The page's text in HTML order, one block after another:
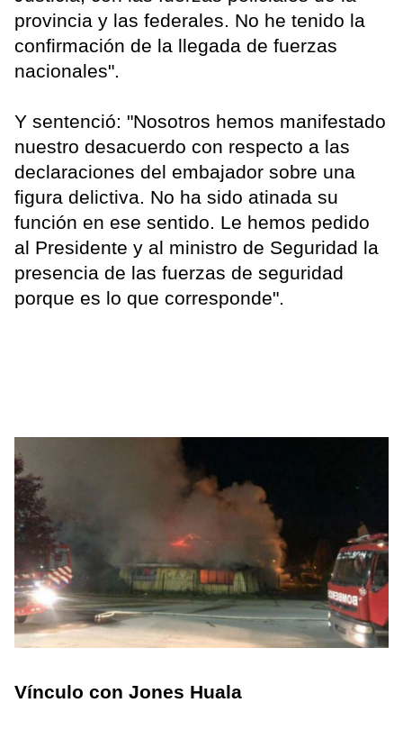
provincia y las federales. No he tenido la
confirmación de la llegada de fuerzas
nacionales".
Y sentenció: "Nosotros hemos manifestado
nuestro desacuerdo con respecto a las
declaraciones del embajador sobre una
figura delictiva. No ha sido atinada su
función en ese sentido. Le hemos pedido
al Presidente y al ministro de Seguridad la
presencia de las fuerzas de seguridad
porque es lo que corresponde".
Vínculo con Jones Huala